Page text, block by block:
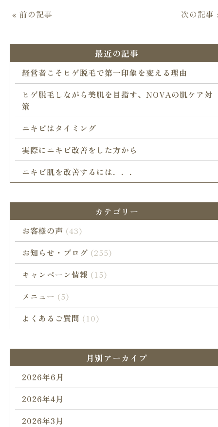
« 前の記事 次の記事
最近の記事
経営者こそヒゲ脱毛で第一印象を変える理由
ヒゲ脱毛しながら美肌を目指す、NOVAの肌ケア対
策
ニキビはタイミング
実際にニキビ改善をした方から
ニキビ肌を改善するには．．．
カテゴリー
お客様の声 (43)
お知らせ・ブログ (255)
キャンペーン情報 (15)
メニュー (5)
よくあるご質問 (10)
月別アーカイブ
2026年6月
2026年4月
2026年3月